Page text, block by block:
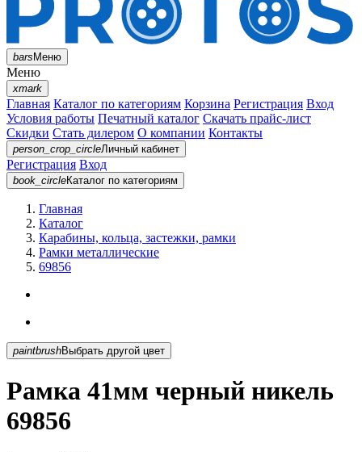
barsМеню
Меню
xmark
Главная Каталог по категориям Корзина Регистрация Вход
Условия работы Печатный каталог Скачать прайс-лист
Скидки Стать дилером О компании Контакты
person_crop_circleЛичный кабинет
Регистрация Вход
book_circleКаталог по категориям
Главная
Каталог
Карабины, кольца, застежки, рамки
Рамки металлические
69856
paintbrush Выбрать другой цвет
Рамка 41мм черный никель
69856